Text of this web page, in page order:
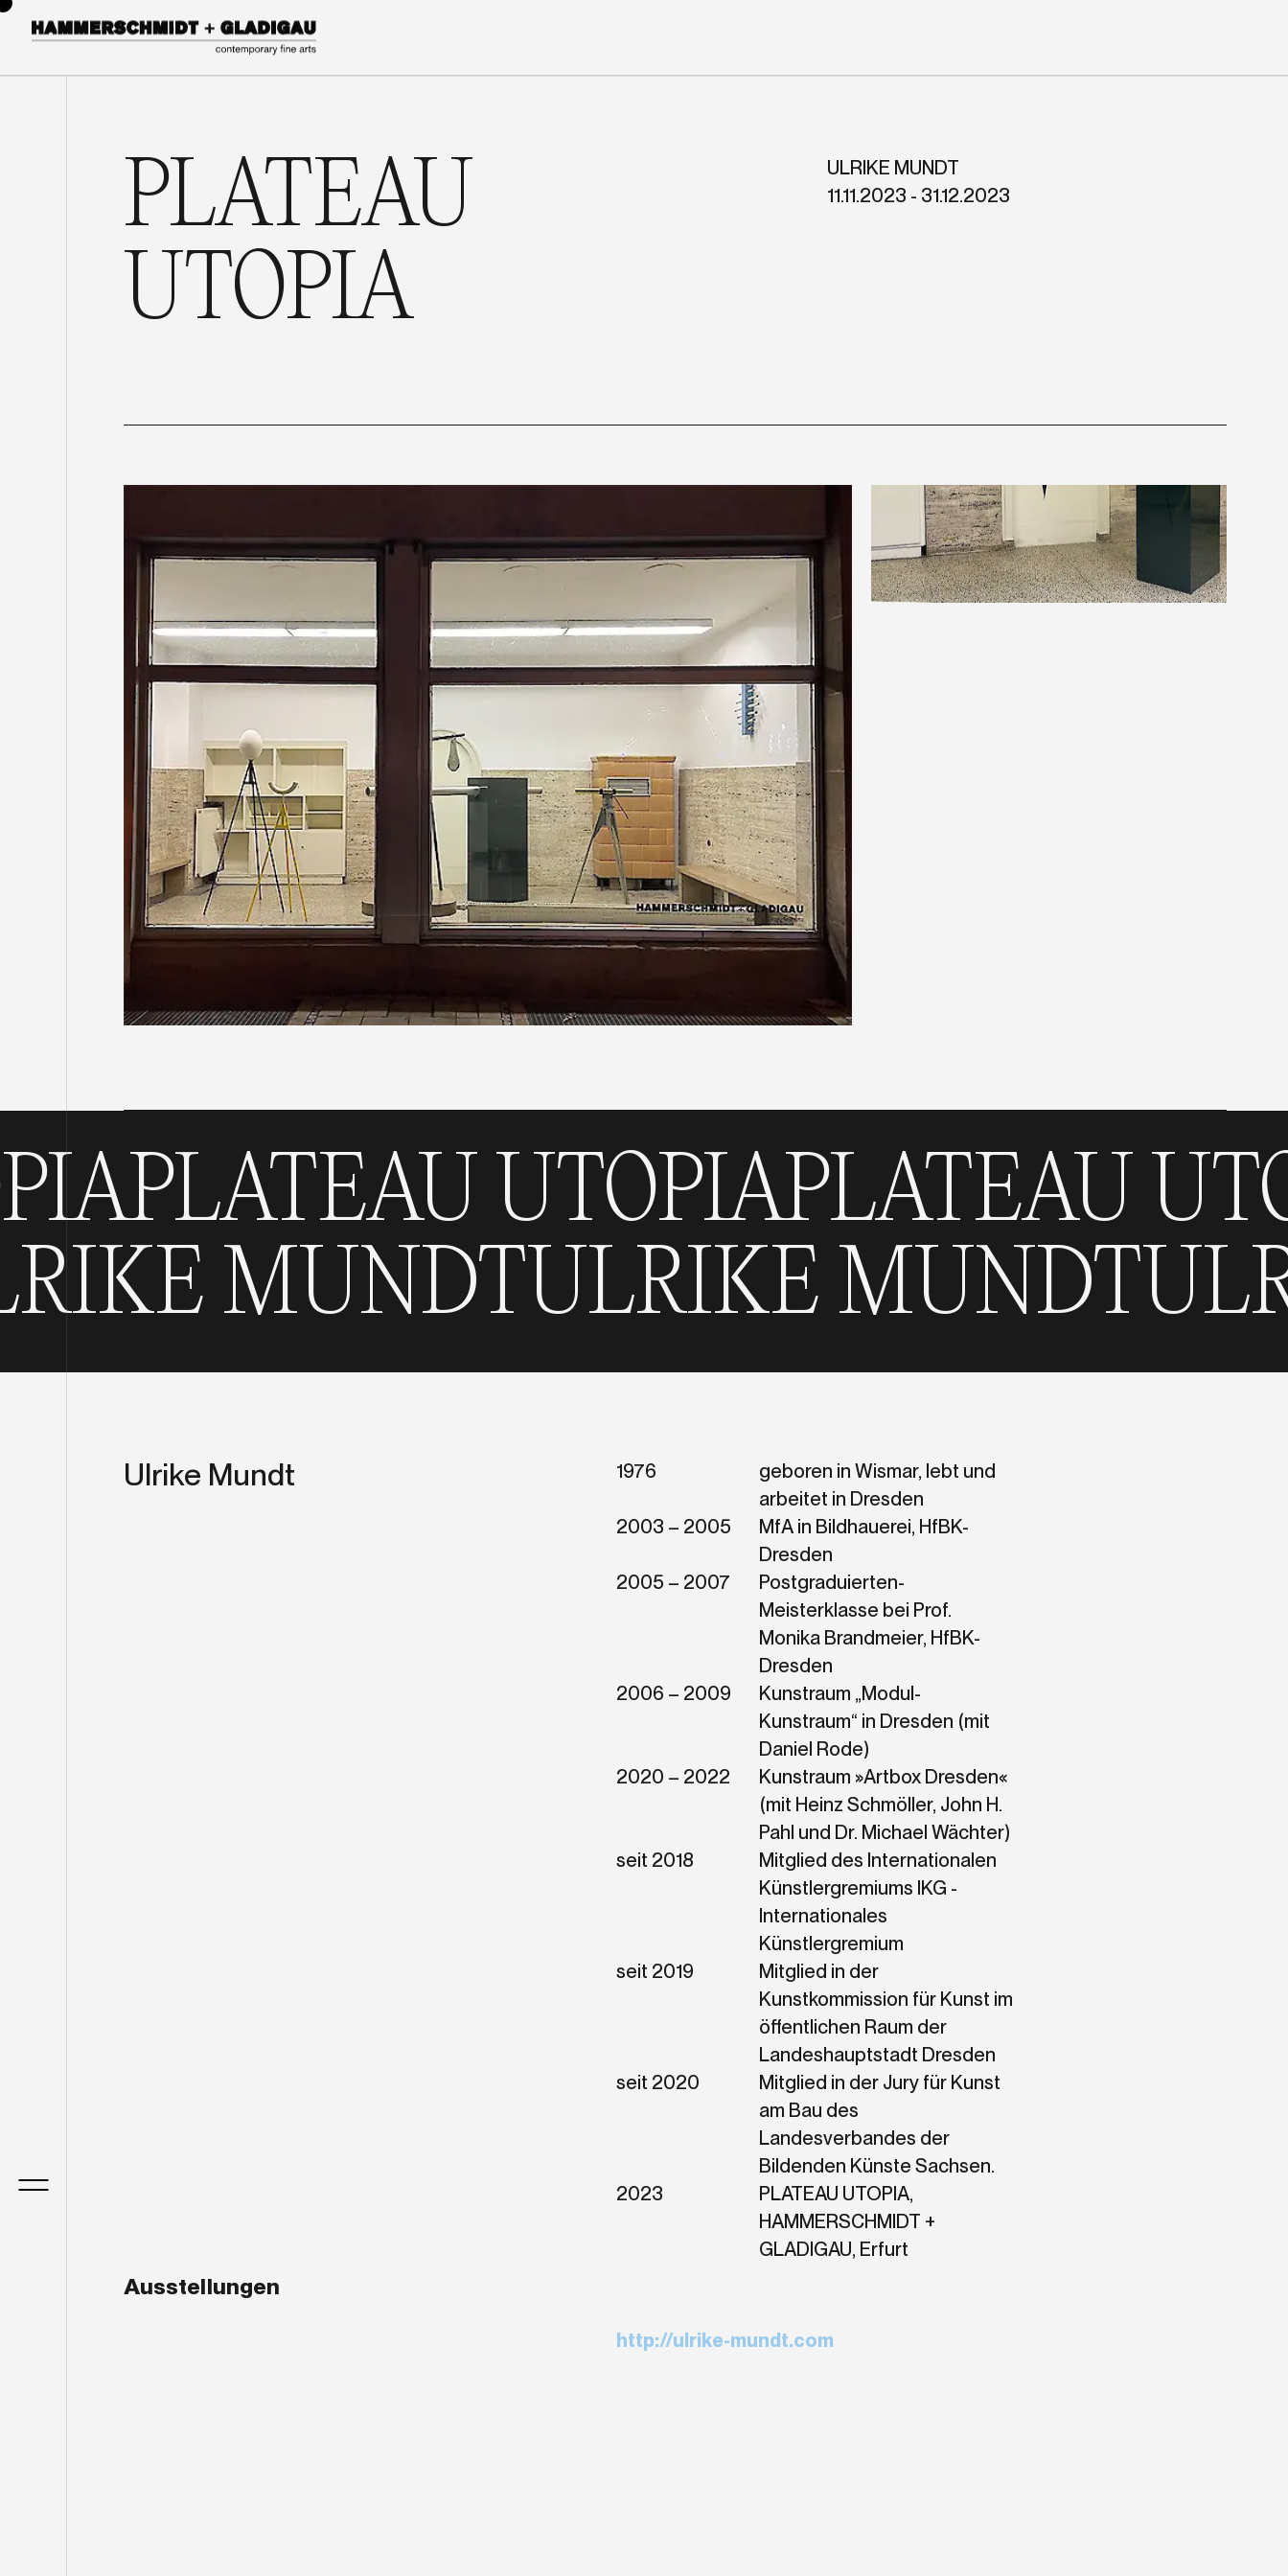
PLATEAU
UTOPIA
ULRIKE MUNDT
11.11.2023 - 31.12.2023
UTOPIAPLATEAU
ULRIKE MUNDTULRIKE MUNDT
Ulrike Mundt 1976
geboren in Wismar, lebt und
arbeitet in Dresden
2003 – 2005
MfA in Bildhauerei, HfBK-
Dresden
2005 – 2007
Postgraduierten-
Meisterklasse bei Prof.
Monika Brandmeier, HfBK-
Dresden
2006 – 2009
Kunstraum „Modul-
Kunstraum“ in Dresden (mit
Daniel Rode)
2020 – 2022
Kunstraum »Artbox Dresden«
(mit Heinz Schmöller, John H.
Pahl und Dr. Michael Wächter)
seit 2018
Mitglied des Internationalen
Künstlergremiums IKG -
Internationales
Künstlergremium
seit 2019
Mitglied in der
Kunstkommission für Kunst im
öffentlichen Raum der
Landeshauptstadt Dresden
seit 2020
Mitglied in der Jury für Kunst
am Bau des
Landesverbandes der
Bildenden Künste Sachsen.
Ausstellungen
2023
PLATEAU UTOPIA,
HAMMERSCHMIDT +
GLADIGAU, Erfurt
http://ulrike-mundt.com